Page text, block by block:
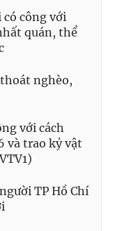
công với
quán, thể
nghèo,
với cách
và trao kỷ vật
TP Hồ Chí